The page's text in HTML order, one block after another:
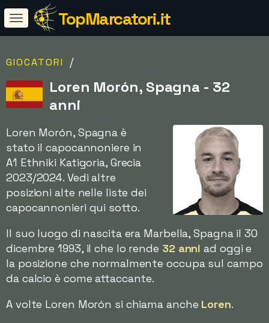
TopMarcatori.it
GIOCATORI /
Loren Morón, Spagna - 32
anni
Loren Morón, Spagna è
stato il capocannoniere in
A1 Ethniki Katigoria, Grecia
2023/2024. Vedi altre
posizioni alte nelle liste dei
capocannonieri qui sotto.
Il suo luogo di nascita era Marbella, Spagna il 30
dicembre 1993, il che lo rende 32 anni ad oggi e
la posizione che normalmente occupa sul campo
da calcio è come attaccante.
A volte Loren Morón si chiama anche Loren.